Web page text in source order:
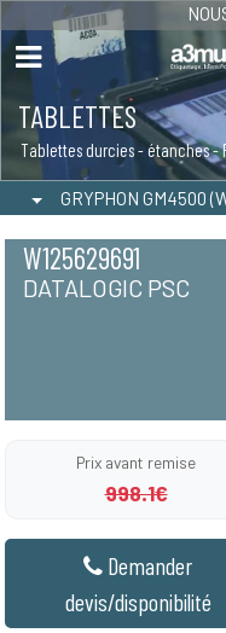
TABLETTES
Tablettes durcies - étanches -
GRYPHON GM4500
W125629691
DATALOGIC PSC
Prix avant remise
998.1€
Demander
devis/disponibilité